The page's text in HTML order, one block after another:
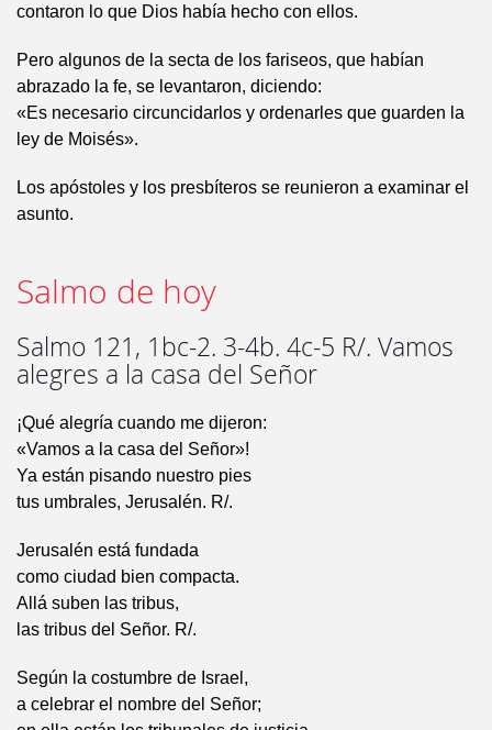
contaron lo que Dios había hecho con ellos.
Pero algunos de la secta de los fariseos, que habían
abrazado la fe, se levantaron, diciendo:
«Es necesario circuncidarlos y ordenarles que guarden la
ley de Moisés».
Los apóstoles y los presbíteros se reunieron a examinar el
asunto.
Salmo de hoy
Salmo 121, 1bc-2. 3-4b. 4c-5 R/. Vamos
alegres a la casa del Señor
¡Qué alegría cuando me dijeron:
«Vamos a la casa del Señor»!
Ya están pisando nuestro pies
tus umbrales, Jerusalén. R/.
Jerusalén está fundada
como ciudad bien compacta.
Allá suben las tribus,
las tribus del Señor. R/.
Según la costumbre de Israel,
a celebrar el nombre del Señor;